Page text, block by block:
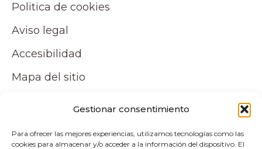
Gestionar consentimiento
Para ofrecer las mejores experiencias, utilizamos tecnologías como las
cookies para almacenar y/o acceder a la información del dispositivo. El
Politica de cookies
Aviso legal
Accesibilidad
Mapa del sitio
Tu cuenta
Mi cuenta